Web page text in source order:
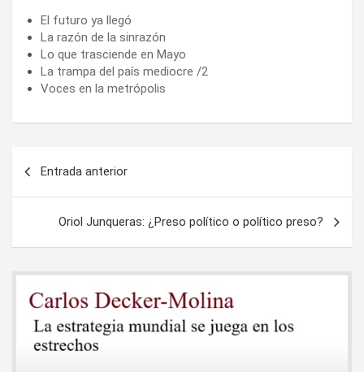
El futuro ya llegó
La razón de la sinrazón
Lo que trasciende en Mayo
La trampa del país mediocre /2
Voces en la metrópolis
entradas
Entrada anterior
Oriol Junqueras: ¿Preso político o político preso?